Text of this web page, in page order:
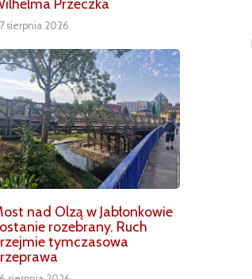
Przeczka
sierpnia 2026
nad Olzą w Jabłonkowie
rozebrany. Ruch
tymczasowa